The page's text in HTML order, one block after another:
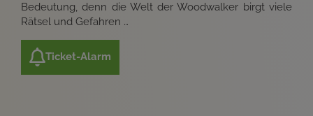
Bedeutung, denn die Welt der Woodwalker birgt viele
Rätsel und Gefahren …
Ticket-Alarm